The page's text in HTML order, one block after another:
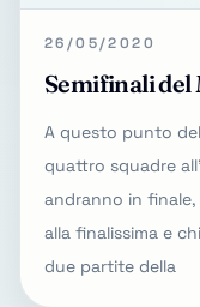
26/05/2020
Semifinali del
A questo punto
quattro squadre
andranno in
alla finalissima e
due partite della